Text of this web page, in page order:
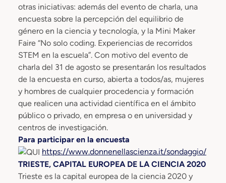
otras iniciativas: además del evento de charla, una
encuesta sobre la percepción del equilibrio de
género en la ciencia y tecnología, y la Mini Maker
Faire “No solo coding. Experiencias de recorridos
STEM en la escuela”. Con motivo del evento de
charla del 31 de agosto se presentarán los resultados
de la encuesta en curso, abierta a todos/as, mujeres
y hombres de cualquier procedencia y formación
que realicen una actividad científica en el ámbito
público o privado, en empresa o en universidad y
centros de investigación.
Para participar en la encuesta
https://www.donnenellascienza.it/sondaggio/
TRIESTE, CAPITAL EUROPEA DE LA CIENCIA 2020
Trieste es la capital europea de la ciencia 2020 y